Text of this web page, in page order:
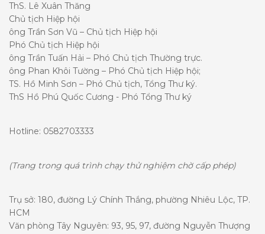
ThS. Lê Xuân Thăng
Chủ tịch Hiệp hội
ông Trần Sơn Vũ – Chủ tịch Hiệp hội
Phó Chủ tịch Hiệp hội
ông Trần Tuấn Hải – Phó Chủ tịch Thường trực.
ông Phan Khôi Tường – Phó Chủ tịch Hiệp hội;
TS. Hồ Minh Sơn – Phó Chủ tịch, Tổng Thư ký.
ThS Hồ Phú Quốc Cương - Phó Tổng Thư ký
Hotline: 0582703333
(Trang trong quá trình chạy thử nghiệm chờ cấp phép)
Trụ sở: 180, đường Lý Chính Thắng, phường Nhiêu Lộc, TP.
HCM
Văn phòng Tây Nguyên: 93, 95, 97, đường Nguyễn Thượng